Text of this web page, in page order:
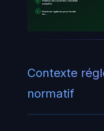
4
Tableau des contrôles / checklist
complète
5
Points de vigilance pour l'audit
de…
Contexte
normatif